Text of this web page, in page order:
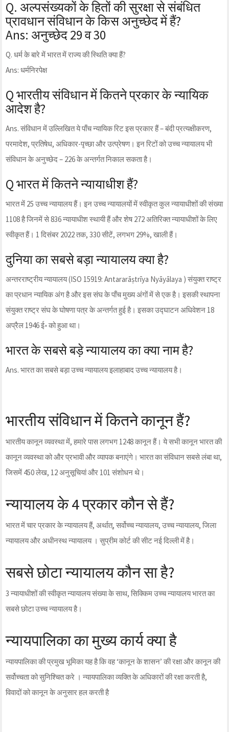
Q. अल्पसंख्यकों के हितों की सुरक्षा से संबंधित
प्रावधान संविधान के किस अनुच्छेद में हैं?
Ans: अनुच्छेद 29 व 30
Q. धर्म के बारे में भारत में राज्य की स्थिति क्या हैं?
Ans: धर्मनिरपेक्ष
Q भारतीय संविधान में कितने प्रकार के न्यायिक
आदेश है?
Ans. संविधान में उल्लिखित ये पाँच न्यायिक रिट इस प्रकार हैं – बंदी प्रत्यक्षीकरण,
परमादेश, प्रतिषेध, अधिकार-पृच्छा और उत्प्रेषण। इन रिटों को उच्च न्यायालय भी
संविधान के अनुच्छेद – 226 के अन्तर्गत निकाल सकता है।
Q भारत में कितने न्यायाधीश हैं?
भारत में 25 उच्च न्यायालय हैं। इन उच्च न्यायालयों में स्वीकृत कुल न्यायाधीशों की संख्या
1108 है जिनमें से 836 न्यायाधीश स्थायी हैं और शेष 272 अतिरिक्त न्यायाधीशों के लिए
स्वीकृत हैं। 1 दिसंबर 2022 तक, 330 सीटें, लगभग 29%, खाली हैं।
दुनिया का सबसे बड़ा न्यायालय क्या है?
अन्तरराष्‍ट्रीय न्यायालय (ISO 15919: Antararāṣtrīya Nyāyālaya ) संयुक्त राष्ट्र
का प्रधान न्यायिक अंग है और इस संघ के पाँच मुख्य अंगों में से एक है। इसकी स्थापना
संयुक्त राष्ट्र संघ के घोषणा पत्र के अन्तर्गत हुई है। इसका उद्घाटन अधिवेशन 18
अप्रैल 1946 ई॰ को हुआ था।
भारत के सबसे बड़े न्यायालय का क्या नाम है?
Ans. भारत का सबसे बड़ा उच्च न्यायालय इलाहाबाद उच्च न्यायालय है।
भारतीय संविधान में कितने कानून हैं?
भारतीय कानून व्यवस्था में, हमारे पास लगभग 1248 कानून हैं। ये सभी कानून भारत की
कानून व्यवस्था को और प्रभावी और व्यापक बनाएंगे। भारत का संविधान सबसे लंबा था,
जिसमें 450 लेख, 12 अनुसूचियां और 101 संशोधन थे।
न्यायालय के 4 प्रकार कौन से हैं?
भारत में चार प्रकार के न्यायालय हैं, अर्थात्, सर्वोच्च न्यायालय, उच्च न्यायालय, जिला
न्यायालय और अधीनस्थ न्यायालय । सुप्रीम कोर्ट की सीट नई दिल्ली में है।
सबसे छोटा न्यायालय कौन सा है?
3 न्यायाधीशों की स्वीकृत न्यायालय संख्या के साथ, सिक्किम उच्च न्यायालय भारत का
सबसे छोटा उच्च न्यायालय है।
न्यायपालिका का मुख्य कार्य क्या है
न्यायपालिका की प्रमुख भूमिका यह है कि वह ‘कानून के शासन’ की रक्षा और कानून की
सर्वोच्चता को सुनिश्चित करे । न्यायपालिका व्यक्ति के अधिकारों की रक्षा करती है,
विवादों को कानून के अनुसार हल करती है